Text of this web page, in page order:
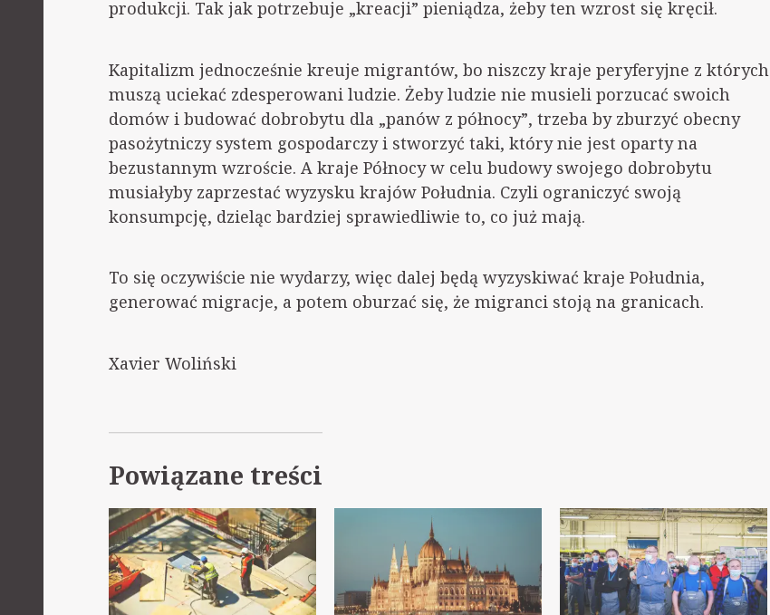
produkcji. Tak jak potrzebuje „kreacji” pieniądza, żeby ten wzrost się kręcił.
Kapitalizm jednocześnie kreuje migrantów, bo niszczy kraje peryferyjne z których
muszą uciekać zdesperowani ludzie. Żeby ludzie nie musieli porzucać swoich
domów i budować dobrobytu dla „panów z północy”, trzeba by zburzyć obecny
pasożytniczy system gospodarczy i stworzyć taki, który nie jest oparty na
bezustannym wzroście. A kraje Północy w celu budowy swojego dobrobytu
musiałyby zaprzestać wyzysku krajów Południa. Czyli ograniczyć swoją
konsumpcję, dzieląc bardziej sprawiedliwie to, co już mają.
To się oczywiście nie wydarzy, więc dalej będą wyzyskiwać kraje Południa,
generować migracje, a potem oburzać się, że migranci stoją na granicach.
Xavier Woliński
Powiązane treści